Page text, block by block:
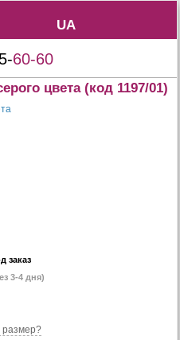
UA
UA
60-60
цвета(код 1197/01)
заказ
3-4 дня)
размер?